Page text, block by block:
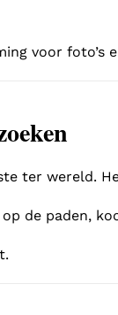
voor foto’s
ter wereld.
de paden,